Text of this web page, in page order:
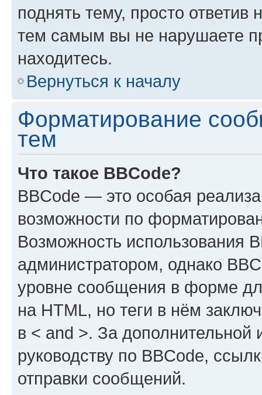
поднять тему, просто ответив
тем самым вы не нарушаете
находитесь.
Вернуться к началу
Форматирование
тем
Что такое BBCode?
BBCode — это особая
возможности по
Возможность использования
администратором, однако
уровне сообщения в форме
на HTML, но теги в нём
в < and >. За
руководству по BBCode,
отправки сообщений.